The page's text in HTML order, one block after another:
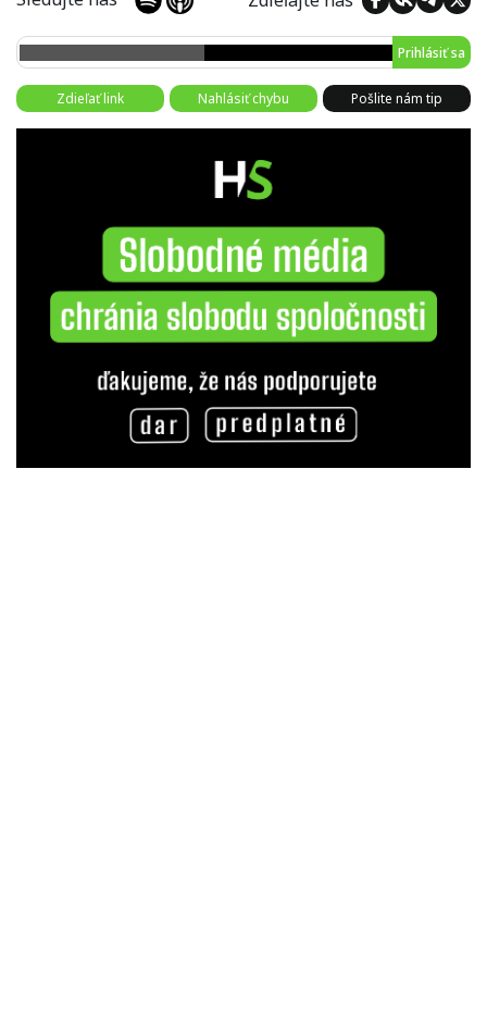
Prihlásiť sa
Zdieľať link Nahlásiť chybu Pošlite nám tip